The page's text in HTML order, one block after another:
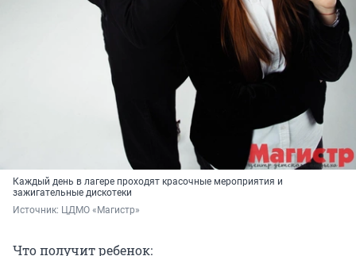
Каждый день в лагере проходят красочные мероприятия и
зажигательные дискотеки
Источник: ЦДМО «Магистр»
Что получит ребенок: